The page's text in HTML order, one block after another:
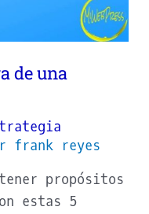
de una
frank reyes
propósitos
estas 5